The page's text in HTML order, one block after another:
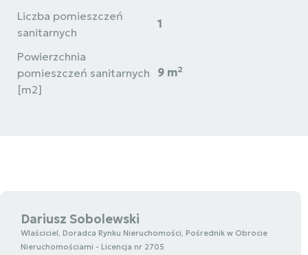
Liczba pomieszczeń
sanitarnych
1
Powierzchnia
pomieszczeń sanitarnych
[m2]
9 m2
Dariusz Sobolewski
Wlaściciel, Doradca Rynku Nieruchomości, Pośrednik w Obrocie
Nieruchomościami - Licencja nr 2705